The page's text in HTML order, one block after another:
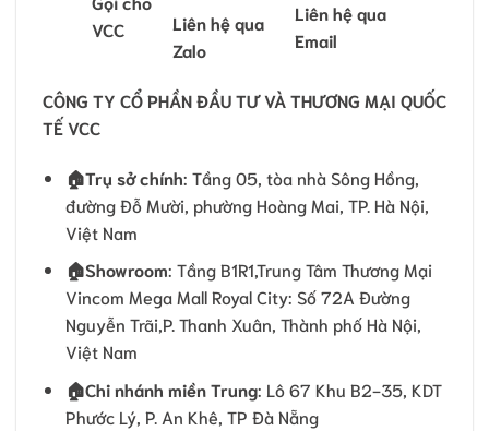
VCC
Liên hệ qua
Zalo
Liên hệ qua
Email
CÔNG TY CỔ PHẦN ĐẦU TƯ VÀ THƯƠNG MẠI QUỐC
TẾ VCC
🏠Trụ sở chính: Tầng 05, tòa nhà Sông Hồng,
đường Đỗ Mười, phường Hoàng Mai, TP. Hà Nội,
Việt Nam
🏠Showroom: Tầng B1R1,Trung Tâm Thương Mại
Vincom Mega Mall Royal City: Số 72A Đường
Nguyễn Trãi,P. Thanh Xuân, Thành phố Hà Nội,
Việt Nam
🏠Chi nhánh miền Trung: Lô 67 Khu B2-35, KDT
Phước Lý, P. An Khê, TP Đà Nẵng